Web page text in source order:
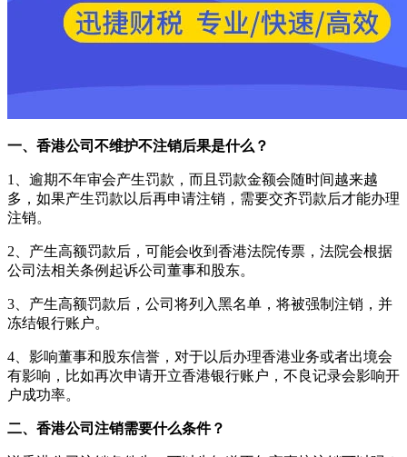
一、 香港公司不维护不注销后果是什么？
1、逾期不年审会产生罚款，而且罚款金额会随时间越来越
多，如果产生罚款以后再申请注销，需要交齐罚款后才能办理
注销。
2、产生高额罚款后，可能会收到香港法院传票，法院会根据
公司法相关条例起诉公司董事和股东。
3、产生高额罚款后，公司将列入黑名单，将被强制注销，并
冻结银行账户。
4、影响董事和股东信誉，对于以后办理香港业务或者出境会
有影响，比如再次申请开立香港银行账户，不良记录会影响开
户成功率。
二、 香港公司注销需要什么条件？